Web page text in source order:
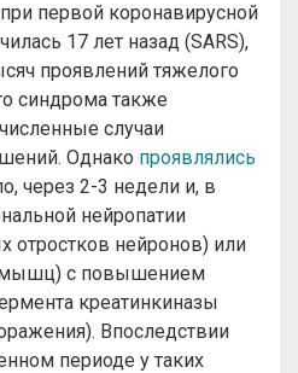
первой коронавирусной
17 лет назад (SARS),
проявлений тяжелого
синдрома также
случаи
Однако проявлялись
через 2-3 недели и, в
нейропатии
отростков нейронов) или
мышц) с повышением
креатинкиназы
Впоследствии
периоде у таких